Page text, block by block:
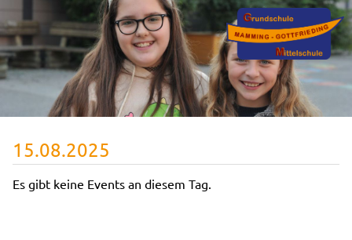
15.08.2025
Es gibt keine Events an diesem Tag.